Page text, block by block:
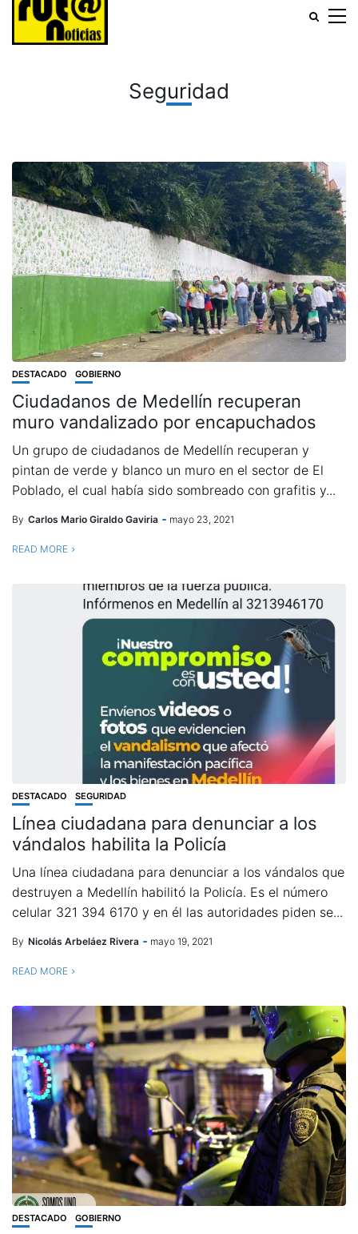
Seguridad
DESTACADO GOBIERNO
Ciudadanos de Medellín recuperan
muro vandalizado por encapuchados
Un grupo de ciudadanos de Medellín recuperan y
pintan de verde y blanco un muro en el sector de El
Poblado, el cual había sido sombreado con grafitis y...
By Carlos Mario Giraldo Gaviria mayo 23, 2021
READ MORE
DESTACADO SEGURIDAD
Línea ciudadana para denunciar a los
vándalos habilita la Policía
Una línea ciudadana para denunciar a los vándalos que
destruyen a Medellín habilitó la Policía. Es el número
celular 321 394 6170 y en él las autoridades piden se...
By Nicolás Arbeláez Rivera mayo 19, 2021
READ MORE
DESTACADO GOBIERNO